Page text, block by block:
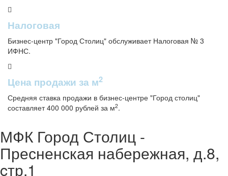
Налоговая
Бизнес-центр "Город Столиц" обслуживает Налоговая № 3
ИФНС.
Цена продажи за м2
Средняя ставка продажи в бизнес-центре "Город столиц"
составляет 400 000 рублей за м2.
МФК Город Столиц -
Пресненская набережная, д.8,
cтр.1